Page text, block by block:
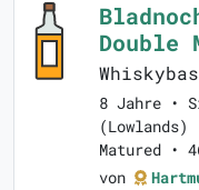
Double
8 Jahre •
(Lowlands)
Matured •
von